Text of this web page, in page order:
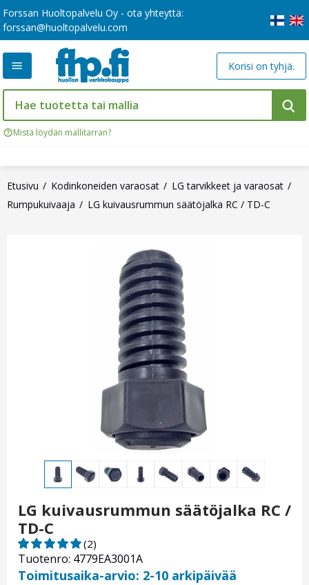
Forssan Huoltopalvelu Oy - ota yhteyttä:
forssan@huoltopalvelu.com
Mistä löydän mallitarran?
Korisi on tyhjä.
Etusivu Kodinkoneiden varaosat
LG tarvikkeet ja varaosat
Rumpukuivaaja
LG kuivausrummun säätöjalka RC / TD-C
LG kuivausrummun säätöjalka RC /
TD-C
Tuotenro: 4779EA3001A
(2)
Toimitusaika-arvio: 2-10 arkipäivää